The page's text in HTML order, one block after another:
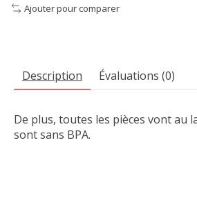
Ajouter pour comparer
Description Évaluations (0)
De plus, toutes les pièces vont au
sont sans BPA.